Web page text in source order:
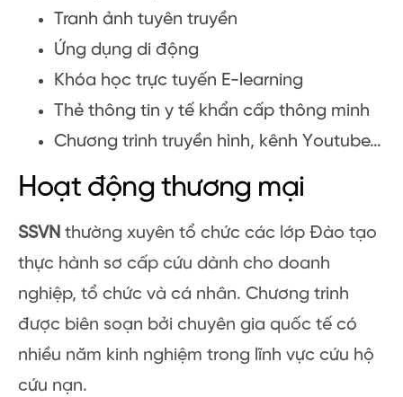
Tranh ảnh tuyên truyền
Ứng dụng di động
Khóa học trực tuyến E-learning
Thẻ thông tin y tế khẩn cấp thông minh
Chương trình truyền hình, kênh Youtube…
Hoạt động thương mại
SSVN thường xuyên tổ chức các lớp Đào tạo
thực hành sơ cấp cứu dành cho doanh
nghiệp, tổ chức và cá nhân. Chương trình
được biên soạn bởi chuyên gia quốc tế có
nhiều năm kinh nghiệm trong lĩnh vực cứu hộ
cứu nạn.